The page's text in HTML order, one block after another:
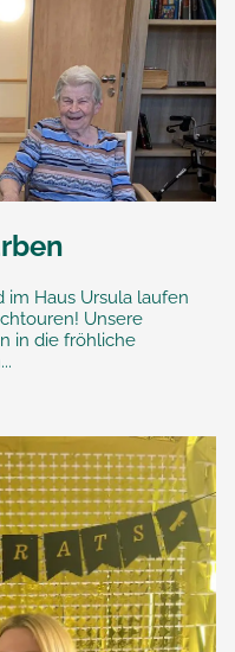
im Haus Ursula laufen
Unsere
in die fröhliche